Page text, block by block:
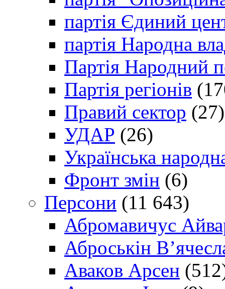
партія Єдиний
партія Народна
Партія Народний
Партія регіонів
Правий сектор (27)
УДАР (26)
Українська
Фронт змін (6)
Персони (11 643)
Абромавичус
Аброськін
Аваков Арсен